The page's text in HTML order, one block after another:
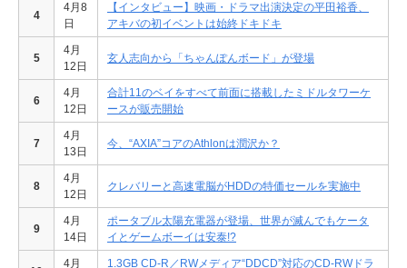
4
4月8
日
【インタビュー】映画・ドラマ出演決定の平田裕香、
アキバの初イベントは始終ドキドキ
5
4月
12日
玄人志向から「ちゃんぽんボード」が登場
6
4月
12日
合計11のベイをすべて前面に搭載したミドルタワーケ
ースが販売開始
7
4月
13日
今、“AXIA”コアのAthlonは潤沢か？
8
4月
12日
クレバリーと高速電脳がHDDの特価セールを実施中
9
4月
14日
ポータブル太陽充電器が登場、世界が滅んでもケータ
イとゲームボーイは安泰!?
4月
1.3GB CD-R／RWメディア“DDCD”対応のCD-RWドラ